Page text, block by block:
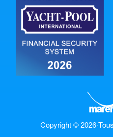
Copyright © 2026·